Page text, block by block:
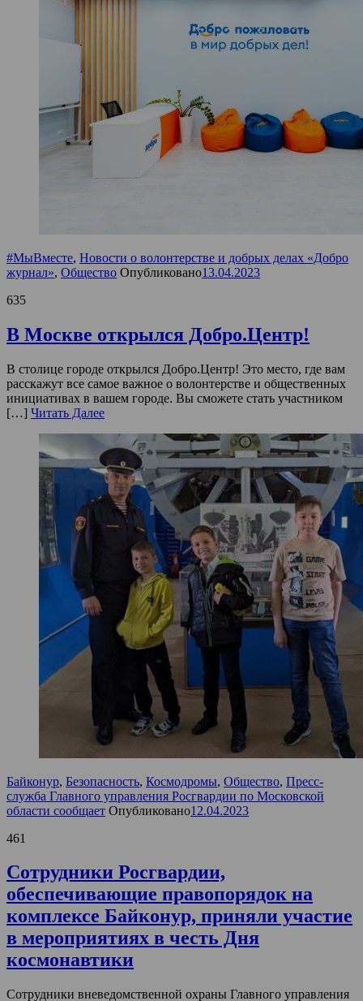
#МыВместе, Новости о волонтерстве и добрых делах «Добро
журнал», Общество Опубликовано13.04.2023
635
В Москве открылся Добро.Центр!
В столице городе открылся Добро.Центр! Это место, где вам
расскажут все самое важное о волонтерстве и общественных
инициативах в вашем городе. Вы сможете стать участником
[…] Читать Далее
Байконур, Безопасность, Космодромы, Общество, Пресс-
служба Главного управления Росгвардии по Московской
области сообщает Опубликовано12.04.2023
461
Сотрудники Росгвардии,
обеспечивающие правопорядок на
комплексе Байконур, приняли участие
в мероприятиях в честь Дня
космонавтики
Сотрудники вневедомственной охраны Главного управления